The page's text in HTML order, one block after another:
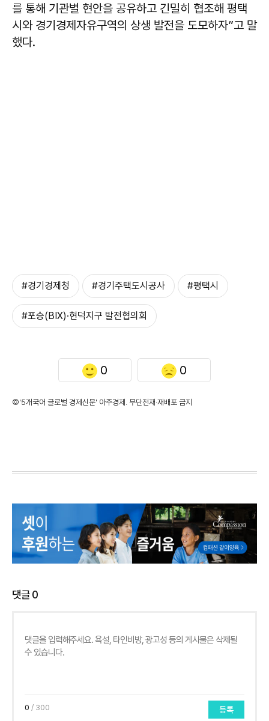
를 통해 기관별 현안을 공유하고 긴밀히 협조해 평택
시와 경기경제자유구역의 상생 발전을 도모하자”고 말
했다.
#경기경제청 #경기주택도시공사 #평택시
#포승(BIX)·현덕지구 발전협의회
0 0
©'5개국어 글로벌 경제신문' 아주경제. 무단전재·재배포 금지
댓글0
0 / 300 등록